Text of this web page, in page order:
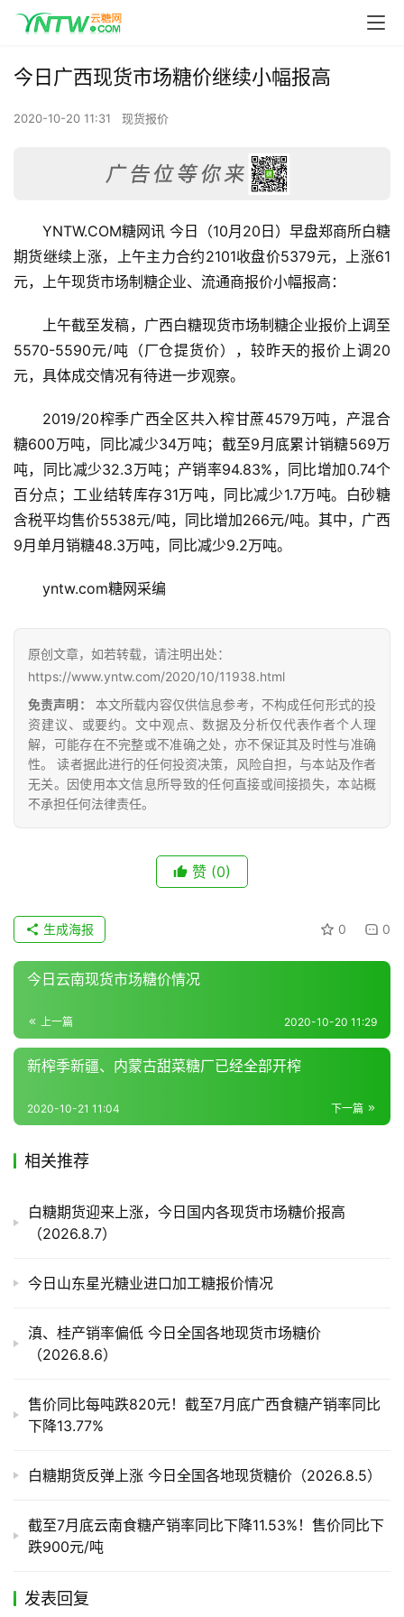
云
网
公
众
号
价
区
频
产
产
运
今日广西现货市场糖价继续小幅报高
2020-10-20 11:31 现货报价
YNTW.COM糖网讯 今日（10月20日）早盘郑商所白糖
期货继续上涨，上午主力合约2101收盘价5379元，上涨61
元，上午现货市场制糖企业、流通商报价小幅报高：
上午截至发稿，广西白糖现货市场制糖企业报价上调至
5570-5590元/吨（厂仓提货价），较昨天的报价上调20
元，具体成交情况有待进一步观察。
2019/20榨季广西全区共入榨甘蔗4579万吨，产混合
糖600万吨，同比减少34万吨；截至9月底累计销糖569万
吨，同比减少32.3万吨；产销率94.83%，同比增加0.74个
百分点；工业结转库存31万吨，同比减少1.7万吨。白砂糖
含税平均售价5538元/吨，同比增加266元/吨。其中，广西
9月单月销糖48.3万吨，同比减少9.2万吨。
yntw.com糖网采编
原创文章，如若转载，请注明出处：
https://www.yntw.com/2020/10/11938.html
免责声明：
本文所载内容仅供信息参考，不构成任何形式的投
资建议、或要约。文中观点、数据及分析仅代表作者个人理
解，可能存在不完整或不准确之处，亦不保证其及时性与准确
性。 读者据此进行的任何投资决策，风险自担，与本站及作者
无关。因使用本文信息所导致的任何直接或间接损失，本站概
不承担任何法律责任。
赞 (0)
0 0
生成海报
今日云南现货市场糖价情况
上一篇 2020-10-20 11:29
新榨季新疆、内蒙古甜菜糖厂已经全部开榨
下一篇
2020-10-21 11:04
相关推荐
白糖期货迎来上涨，今日国内各现货市场糖价报高
（2026.8.7）
今日山东星光糖业进口加工糖报价情况
滇、桂产销率偏低 今日全国各地现货市场糖价
（2026.8.6）
售价同比每吨跌820元！截至7月底广西食糖产销率同比
下降13.77%
白糖期货反弹上涨 今日全国各地现货糖价（2026.8.5）
截至7月底云南食糖产销率同比下降11.53%！售价同比下
跌900元/吨
发表回复